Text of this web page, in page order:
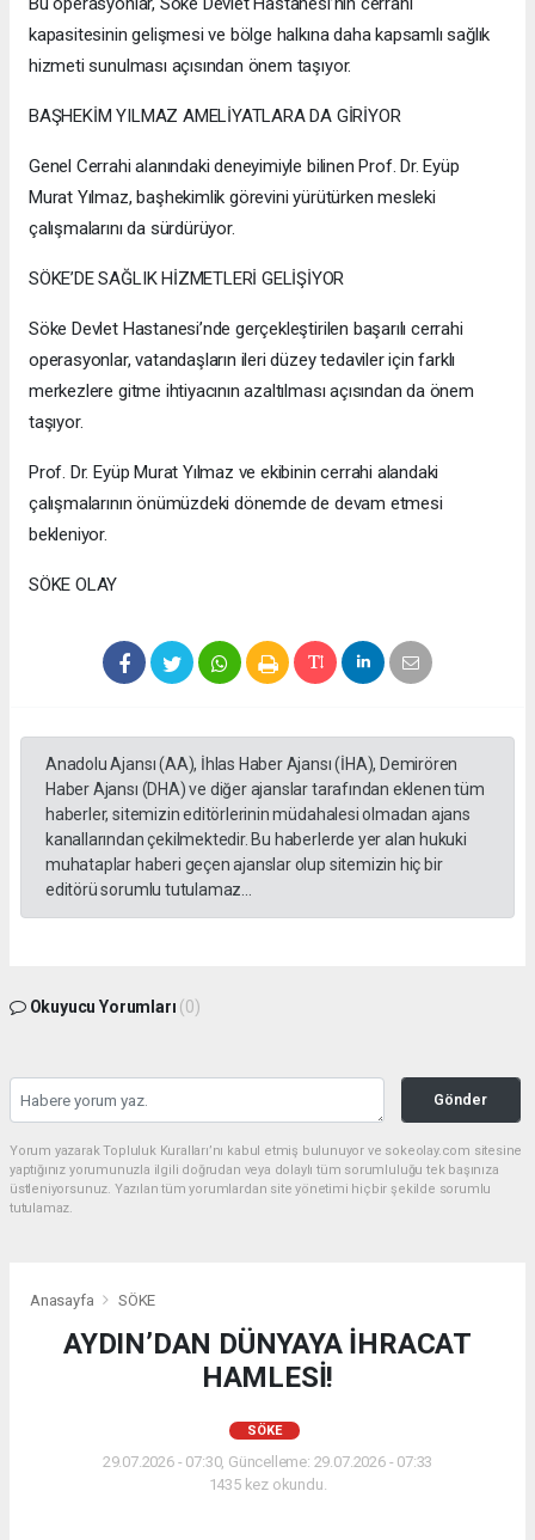
kapasitesinin gelişmesi ve bölge halkına daha kapsamlı sağlık
hizmeti sunulması açısından önem taşıyor.
BAŞHEKİM YILMAZ AMELİYATLARA DA GİRİYOR
Genel Cerrahi alanındaki deneyimiyle bilinen Prof. Dr. Eyüp
Murat Yılmaz, başhekimlik görevini yürütürken mesleki
çalışmalarını da sürdürüyor.
SÖKE’DE SAĞLIK HİZMETLERİ GELİŞİYOR
Söke Devlet Hastanesi’nde gerçekleştirilen başarılı cerrahi
operasyonlar, vatandaşların ileri düzey tedaviler için farklı
merkezlere gitme ihtiyacının azaltılması açısından da önem
taşıyor.
Prof. Dr. Eyüp Murat Yılmaz ve ekibinin cerrahi alandaki
çalışmalarının önümüzdeki dönemde de devam etmesi
bekleniyor.
SÖKE OLAY
Anadolu Ajansı (AA), İhlas Haber Ajansı (İHA), Demirören
Haber Ajansı (DHA) ve diğer ajanslar tarafından eklenen tüm
haberler, sitemizin editörlerinin müdahalesi olmadan ajans
kanallarından çekilmektedir. Bu haberlerde yer alan hukuki
muhataplar haberi geçen ajanslar olup sitemizin hiç bir
editörü sorumlu tutulamaz...
Okuyucu Yorumları (0)
Gönder
Yorum yazarak Topluluk Kuralları’nı kabul etmiş bulunuyor ve sokeolay.com sitesine
yaptığınız yorumunuzla ilgili doğrudan veya dolaylı tüm sorumluluğu tek başınıza
üstleniyorsunuz. Yazılan tüm yorumlardan site yönetimi hiçbir şekilde sorumlu
tutulamaz.
Anasayfa SÖKE
AYDIN’DAN DÜNYAYA İHRACAT
HAMLESİ!
SÖKE
29.07.2026 - 07:30, Güncelleme: 29.07.2026 - 07:33
1435 kez okundu.